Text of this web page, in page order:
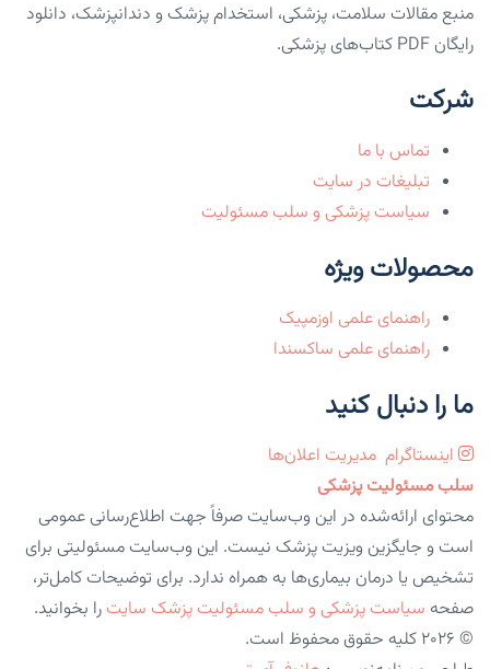
منبع مقالات سلامت، پزشکی، استخدام پزشک و دندانپزشک، دانلود
رایگان PDF کتاب‌های پزشکی.
شرکت
تماس با ما
تبلیغات در سایت
سیاست پزشکی و سلب مسئولیت
محصولات ویژه
راهنمای علمی اوزمپیک
راهنمای علمی ساکسندا
ما را دنبال کنید
اینستاگرام مدیریت اعلان‌ها
سلب مسئولیت پزشکی
محتوای ارائه‌شده در این وب‌سایت صرفاً جهت اطلاع‌رسانی عمومی
است و جایگزین ویزیت پزشک نیست. این وب‌سایت مسئولیتی برای
تشخیص یا درمان بیماری‌ها به همراه ندارد. برای توضیحات کامل‌تر،
صفحه سیاست پزشکی و سلب مسئولیت پزشک سایت را بخوانید.
© 2026 کلیه حقوق محفوظ است.